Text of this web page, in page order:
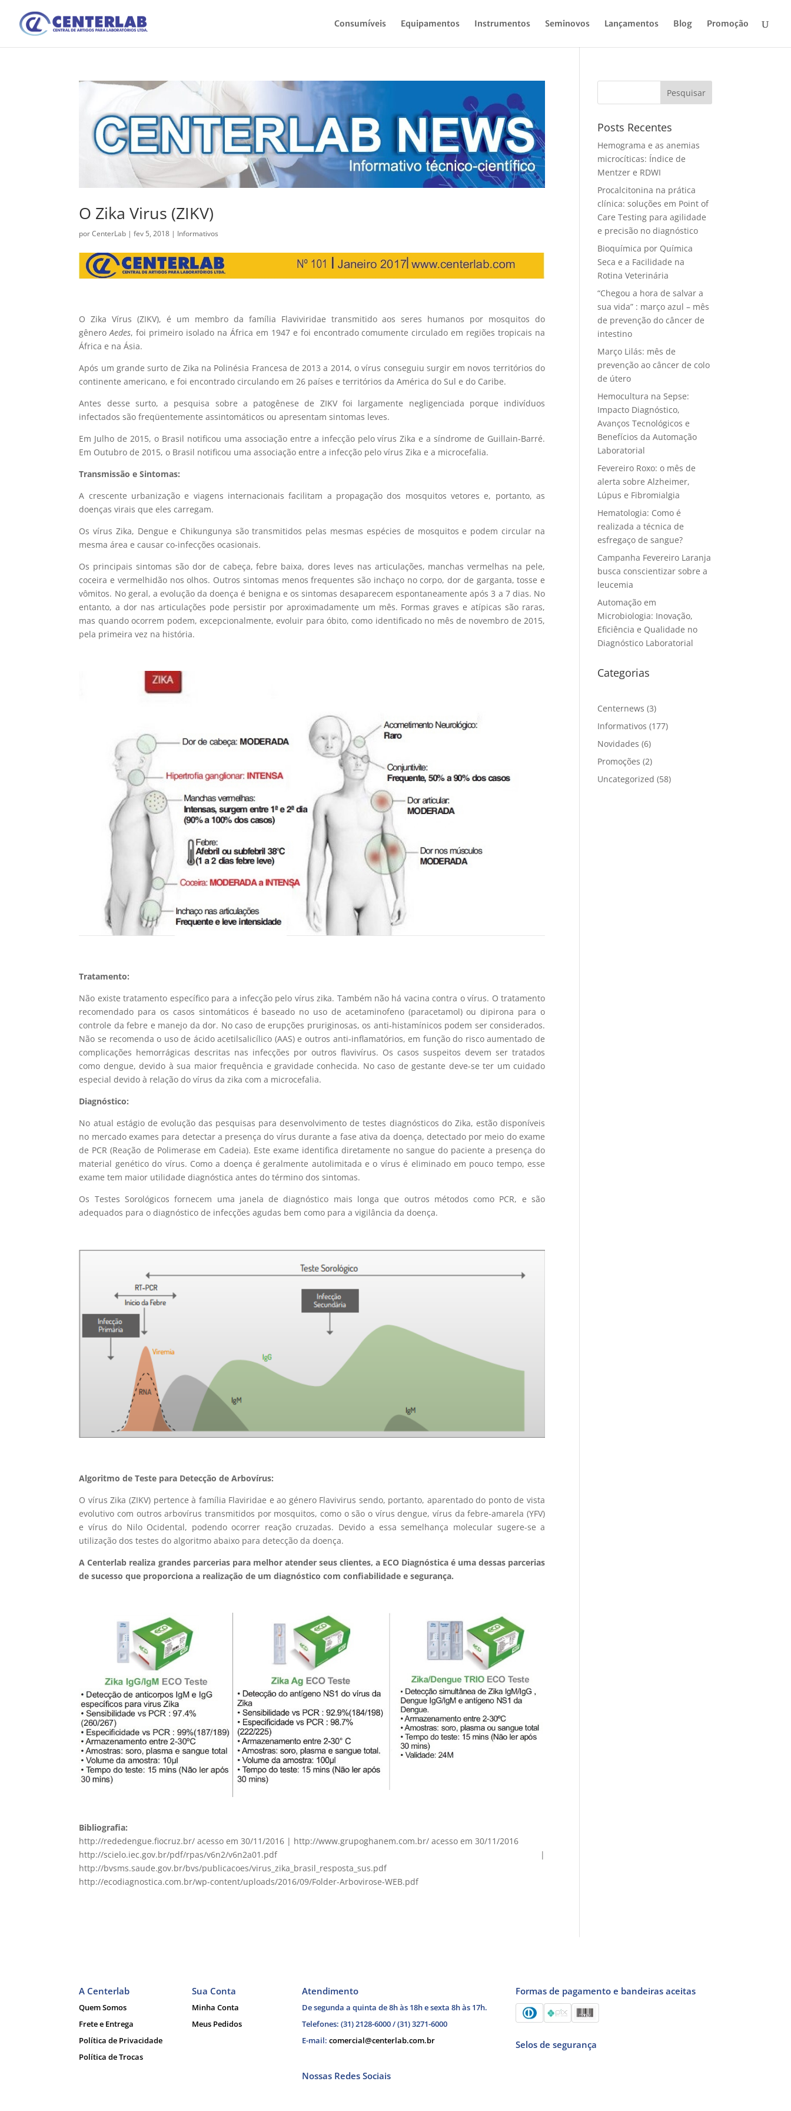
Consumíveis Equipamentos Instrumentos Seminovos Lançamentos Blog Promoção
O Zika Virus (ZIKV)
porCenterLab |fev 5, 2018 | Informativos
O Zika Vírus (ZIKV), é um membro da família Flaviviridae transmitido aos seres humanos por mosquitos do
gêneroAedes, foi primeiro isolado na África em 1947 e foi encontrado comumente circulado em regiões tropicais na
África e na Ásia.
Após um grande surto de Zika na Polinésia Francesa de 2013 a 2014, o vírus conseguiu surgir em novos territórios do
continente americano, e foi encontrado circulando em 26 países e territórios da América do Sul e do Caribe.
Antes desse surto, a pesquisa sobre a patogênese de ZIKV foi largamente negligenciada porque indivíduos
infectados são freqüentemente assintomáticos ou apresentam sintomas leves.
Em Julho de 2015, o Brasil notificou uma associação entre a infecção pelo vírus Zika e a síndrome de Guillain-Barré.
Em Outubro de 2015, o Brasil notificou uma associação entre a infecção pelo vírus Zika e a microcefalia.
Transmissão e Sintomas:
A crescente urbanização e viagens internacionais facilitam a propagação dos mosquitos vetores e, portanto, as
doenças virais que eles carregam.
Os vírus Zika, Dengue e Chikungunya são transmitidos pelas mesmas espécies de mosquitos e podem circular na
mesma área e causar co-infecções ocasionais.
Os principais sintomas são dor de cabeça, febre baixa, dores leves nas articulações, manchas vermelhas na pele,
coceira e vermelhidão nos olhos. Outros sintomas menos frequentes são inchaço no corpo, dor de garganta, tosse e
vômitos. No geral, a evolução da doença é benigna e os sintomas desaparecem espontaneamente após 3 a 7 dias. No
entanto, a dor nas articulações pode persistir por aproximadamente um mês. Formas graves e atípicas são raras,
mas quando ocorrem podem, excepcionalmente, evoluir para óbito, como identificado no mês de novembro de 2015,
pela primeira vez na história.
Tratamento:
Não existe tratamento específico para a infecção pelo vírus zika. Também não há vacina contra o vírus. O tratamento
recomendado para os casos sintomáticos é baseado no uso de acetaminofeno (paracetamol) ou dipirona para o
controle da febre e manejo da dor. No caso de erupções pruriginosas, os anti-histamínicos podem ser considerados.
Não se recomenda o uso de ácido acetilsalicílico (AAS) e outros anti-inflamatórios, em função do risco aumentado de
complicações hemorrágicas descritas nas infecções por outros flavivírus. Os casos suspeitos devem ser tratados
como dengue, devido à sua maior frequência e gravidade conhecida. No caso de gestante deve-se ter um cuidado
especial devido à relação do vírus da zika com a microcefalia.
Diagnóstico:
No atual estágio de evolução das pesquisas para desenvolvimento de testes diagnósticos do Zika, estão disponíveis
no mercado exames para detectar a presença do vírus durante a fase ativa da doença, detectado por meio do exame
de PCR (Reação de Polimerase em Cadeia). Este exame identifica diretamente no sangue do paciente a presença do
material genético do vírus. Como a doença é geralmente autolimitada e o vírus é eliminado em pouco tempo, esse
exame tem maior utilidade diagnóstica antes do término dos sintomas.
Os Testes Sorológicos fornecem uma janela de diagnóstico mais longa que outros métodos como PCR, e são
adequados para o diagnóstico de infecções agudas bem como para a vigilância da doença.
Algoritmo de Teste para Detecção de Arbovírus:
O vírus Zika (ZIKV) pertence à família Flaviridae e ao género Flavivirus sendo, portanto, aparentado do ponto de vista
evolutivo com outros arbovírus transmitidos por mosquitos, como o são o vírus dengue, vírus da febre-amarela (YFV)
e vírus do Nilo Ocidental, podendo ocorrer reação cruzadas. Devido a essa semelhança molecular sugere-se a
utilização dos testes do algoritmo abaixo para detecção da doença.
A Centerlab realiza grandes parcerias para melhor atender seus clientes, a ECO Diagnóstica é uma dessas parcerias
de sucesso que proporciona a realização de um diagnóstico com confiabilidade e segurança.
Bibliografia:
http://rededengue.fiocruz.br/ acesso em 30/11/2016 | http://www.grupoghanem.com.br/ acesso em 30/11/2016
http://scielo.iec.gov.br/pdf/rpas/v6n2/v6n2a01.pdf |
http://bvsms.saude.gov.br/bvs/publicacoes/virus_zika_brasil_resposta_sus.pdf
http://ecodiagnostica.com.br/wp-content/uploads/2016/09/Folder-Arbovirose-WEB.pdf
Pesquisar
Posts Recentes
Hemograma e as anemias
microcíticas: Índice de
Mentzer e RDWI
Procalcitonina na prática
clínica: soluções em Point of
Care Testing para agilidade
e precisão no diagnóstico
Bioquímica por Química
Seca e a Facilidade na
Rotina Veterinária
“Chegou a hora de salvar a
sua vida” : março azul – mês
de prevenção do câncer de
intestino
Março Lilás: mês de
prevenção ao câncer de colo
de útero
Hemocultura na Sepse:
Impacto Diagnóstico,
Avanços Tecnológicos e
Benefícios da Automação
Laboratorial
Fevereiro Roxo: o mês de
alerta sobre Alzheimer,
Lúpus e Fibromialgia
Hematologia: Como é
realizada a técnica de
esfregaço de sangue?
Campanha Fevereiro Laranja
busca conscientizar sobre a
leucemia
Automação em
Microbiologia: Inovação,
Eficiência e Qualidade no
Diagnóstico Laboratorial
Categorias
Centernews (3)
Informativos (177)
Novidades (6)
Promoções (2)
Uncategorized (58)
A Centerlab
Quem Somos
Frete e Entrega
Política de Privacidade
Política de Trocas
Sua Conta
Minha Conta
Meus Pedidos
Atendimento
De segunda a quinta de 8h às 18h e sexta 8h às 17h.
Telefones: (31) 2128-6000 / (31) 3271-6000
E-mail: comercial@centerlab.com.br
Nossas Redes Sociais
Formas de pagamento e bandeiras aceitas
Selos de segurança